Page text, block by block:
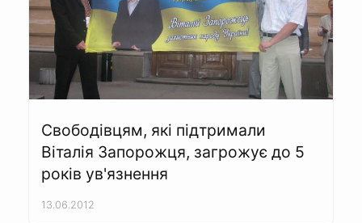
Свободівцям, які підтримали
Віталія Запорожця, загрожує до 5
років ув'язнення
13.06.2012